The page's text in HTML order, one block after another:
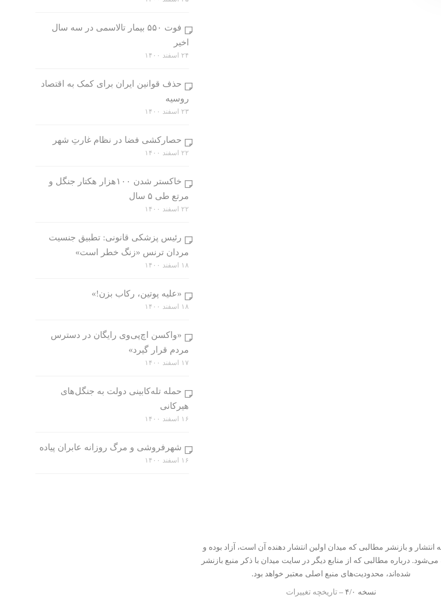
فوت ۵۵۰ بیمار تالاسمی در سه سال
اخیر
۲۴ اسفند ۱۴۰۰
حذف قوانین ایران برای کمک به اقتصاد
روسیه
۲۳ اسفند ۱۴۰۰
حصارکشی فضا در نظام غارتِ شهر
۲۲ اسفند ۱۴۰۰
خاکستر شدن ۱۰۰هزار هکتار جنگل و
مرتع طی ۵ سال
۲۲ اسفند ۱۴۰۰
رئیس پزشکی قانونی: تطبیق جنسیت
مردان ترنس «زنگ خطر است»
۱۸ اسفند ۱۴۰۰
«علیه پوتین، رکاب بزن!»
۱۸ اسفند ۱۴۰۰
«واکسن اچ‌پی‌وی رایگان در دسترس
مردم قرار گیرد»
۱۷ اسفند ۱۴۰۰
حمله تله‌کابینی دولت به جنگل‌های
هیرکانی
۱۶ اسفند ۱۴۰۰
شهرفروشی و مرگ روزانه عابران پیاده
۱۶ اسفند ۱۴۰۰
انتشار و بازنشر مطالبی که میدان اولین انتشار دهنده آن است، آزاد بوده و
درباره مطالبی که از منابع دیگر در سایت میدان با ذکر منبع بازنشر
شده‌اند، محدودیت‌های منبع اصلی معتبر خواهد بود.
نسخه ۴/۰ – تاریخچه تغییرات